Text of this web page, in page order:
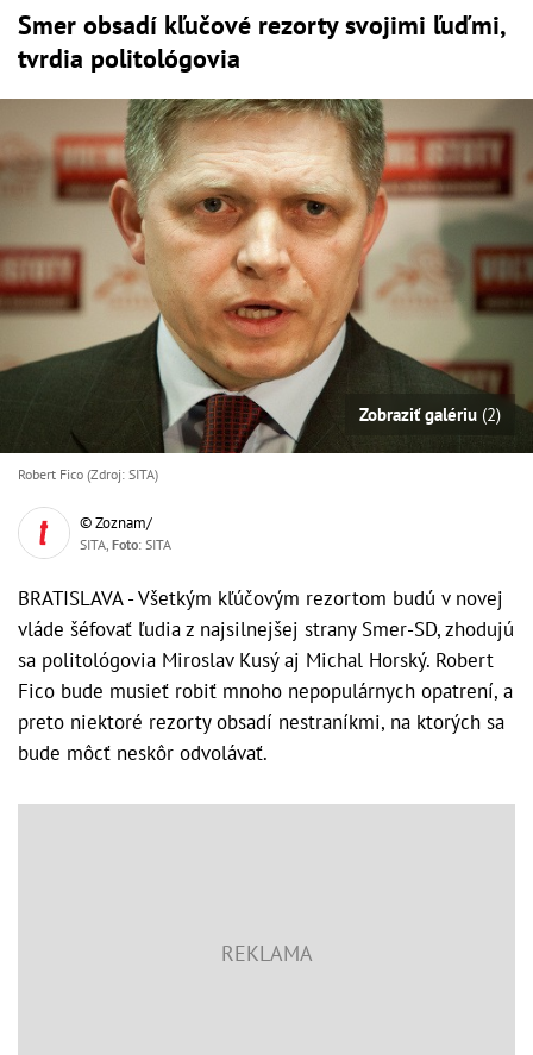
Smer obsadí kľučové rezorty svojimi ľuďmi,
tvrdia politológovia
Zobraziť galériu (2)
Robert Fico (Zdroj: SITA)
© Zoznam/
SITA, Foto: SITA
BRATISLAVA - Všetkým kľúčovým rezortom budú v novej
vláde šéfovať ľudia z najsilnejšej strany Smer-SD, zhodujú
sa politológovia Miroslav Kusý aj Michal Horský. Robert
Fico bude musieť robiť mnoho nepopulárnych opatrení, a
preto niektoré rezorty obsadí nestraníkmi, na ktorých sa
bude môcť neskôr odvolávať.